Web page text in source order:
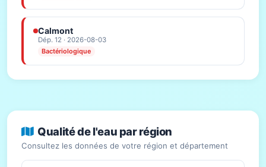
Calmont
Dép. 12 · 2026-08-03
Bactériologique
Qualité de l'eau par région
Consultez les données de votre région et département